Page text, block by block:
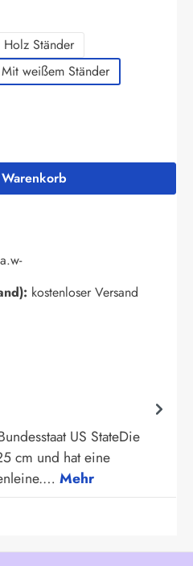
Ständer
nicht verfügbar.)
Mit weißem Ständer
den gewünschten
kostenloser Versand
US StateDie
cm und hat eine
Mehr